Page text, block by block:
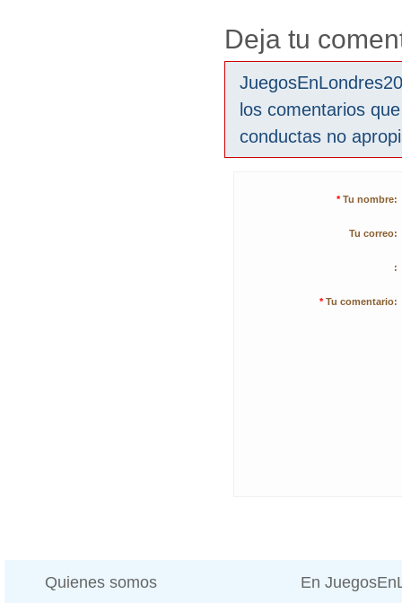
Deja tu
los comentarios
conductas no
* Tu nombre:
Tu correo:
:
* Tu comentario:
Quienes somos En